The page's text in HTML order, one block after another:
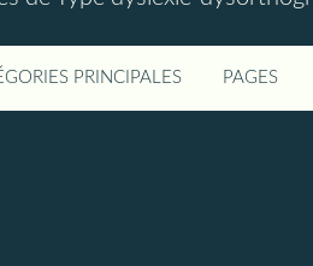
PRINCIPALES PAGES